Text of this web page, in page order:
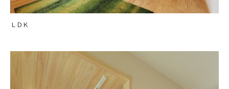
ＬＤＫ